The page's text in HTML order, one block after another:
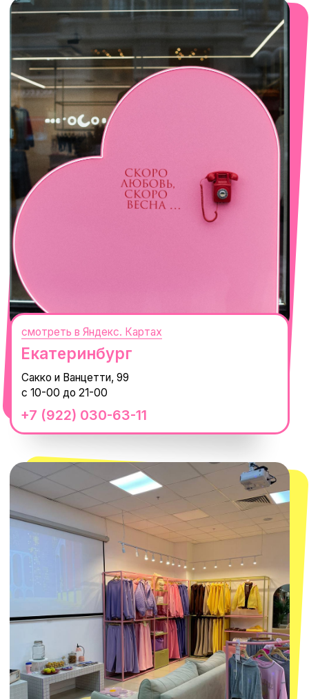
Сочи
Село Эстосадок, ТРЦ Горки Молл,
Горная Карусель, 3
+7 (919) 374-04-04
с 10-00 до 22-00
смотреть в Яндекс. Картах
+7 (932) 602-41-15
ТРК «Европолис Ростокино»
с 10-00 до 22-00
Москва
Нажимая "Подписаться", вы соглашаетесь с Политикой обработки
Согласием на рассылку электронных
ПОДПИСАТЬСЯ
СЕКРЕТНЫЕ ПРОМОКОДЫ, ПРИГЛАШЕНИЯ
НА МЕРОПРИЯТИЯ И АНОНСЫ НОВИНОК
РАНЬШЕ ВСЕХ
@MACROCOSM_STORE
MACROCOSM
000+ подписчиков
14'000+ подписчиков в нашем Telegram-канале